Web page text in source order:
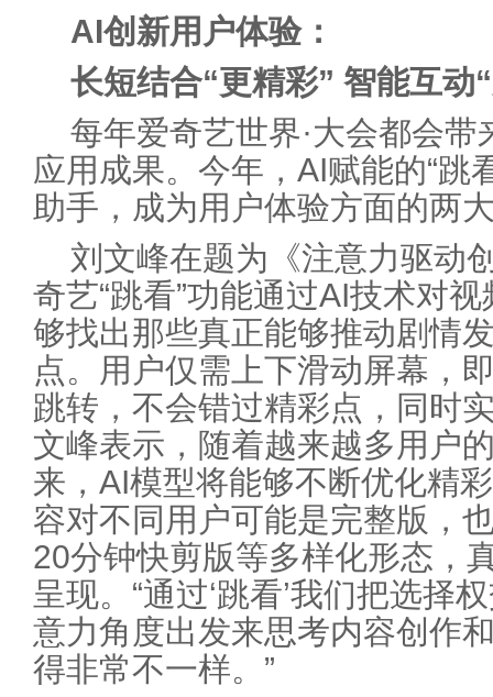
AI创新用户体验：
长短结合“更精彩” 智能互动
每年爱奇艺世界·大会都会
应用成果。今年，AI赋能的“跳
助手，成为用户体验方面的两
刘文峰在题为《注意力驱动
奇艺“跳看”功能通过AI技术对
够找出那些真正能够推动剧情
点。用户仅需上下滑动屏幕，
跳转，不会错过精彩点，同时
文峰表示，随着越来越多用户
来，AI模型将能够不断优化精
容对不同用户可能是完整版，
20分钟快剪版等多样化形态，
呈现。“通过‘跳看’我们把选择
意力角度出发来思考内容创作
得非常不一样。”